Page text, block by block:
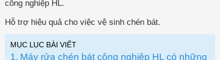
công nghiệp HL.
Hỗ trợ hiệu quả cho việc vệ sinh chén bát.
MỤC LỤC BÀI VIẾT
Máy rửa chén bát công nghiệp HL có những